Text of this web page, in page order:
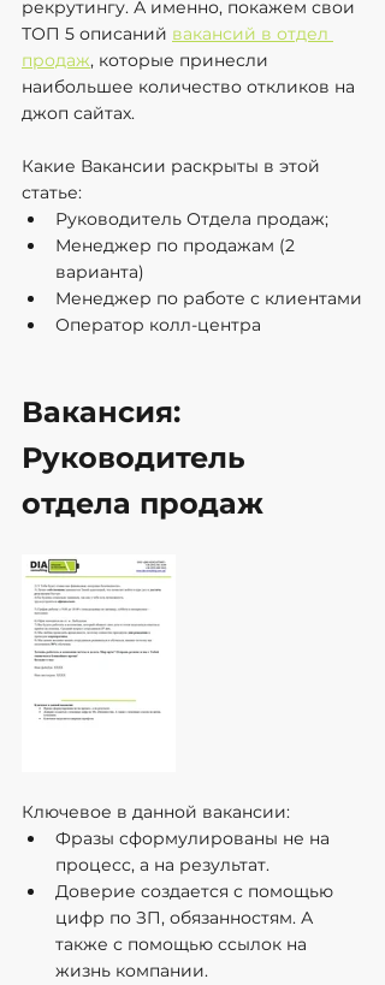
рекрутингу. А именно, покажем свои
ТОП 5 описаний вакансий в отдел
продаж, которые принесли
наибольшее количество откликов на
джоп сайтах.
Какие Вакансии раскрыты в этой
статье:
Руководитель Отдела продаж;
Менеджер по продажам (2
варианта)
Менеджер по работе с клиентами
Оператор колл-центра
Вакансия:
Руководитель
отдела продаж
Ключевое в данной вакансии:
Фразы сформулированы не на
процесс, а на результат.
Доверие создается с помощью
цифр по ЗП, обязанностям. А
также с помощью ссылок на
жизнь компании.